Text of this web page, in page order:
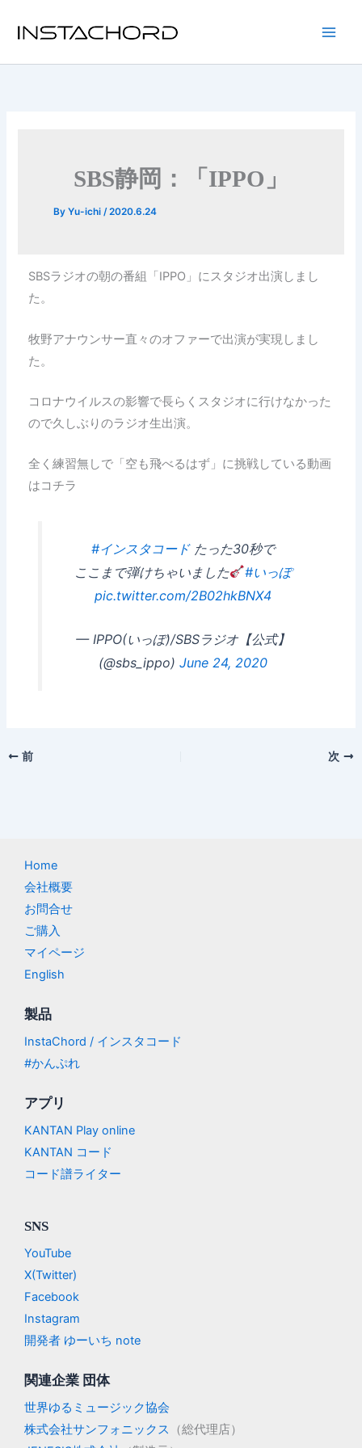
SBS静岡：「IPPO」
ByYu-ichi/2020.6.24
SBSラジオの朝の番組「IPPO」にスタジオ出演しまし
た。
牧野アナウンサー直々のオファーで出演が実現しまし
た。
コロナウイルスの影響で長らくスタジオに行けなかった
ので久しぶりのラジオ生出演。
全く練習無しで「空も飛べるはず」に挑戦している動画
はコチラ
#インスタコードたった30秒で
ここまで弾けちゃいました
#いっぽ
pic.twitter.com/2B02hkBNX4
— IPPO(いっぽ)/SBSラジオ【公式】
(@sbs_ippo) June 24, 2020
前 次
Home
会社概要
お問合せ
ご購入
マイページ
English
製品
InstaChord / インスタコード
#かんぷれ
アプリ
KANTAN Play online
KANTAN コード
コード譜ライター
SNS
YouTube
X(Twitter)
Facebook
Instagram
開発者 ゆーいち note
関連企業 団体
世界ゆるミュージック協会
株式会社サンフォニックス
（総代理店）